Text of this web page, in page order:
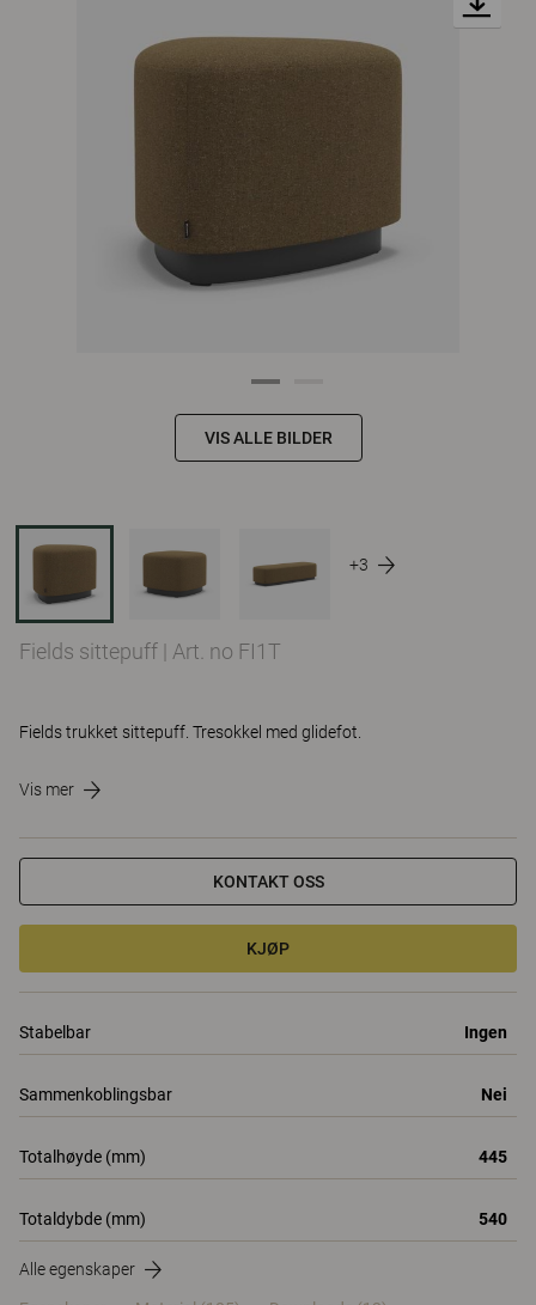
VIS ALLE BILDER
+3
Fields sittepuff | Art. no FI1T
Fields trukket sittepuff. Tresokkel med glidefot.
Vis mer
KONTAKT OSS
KJØP
Stabelbar Ingen
Sammenkoblingsbar Nei
Totalhøyde (mm) 445
Totaldybde (mm) 540
Alle egenskaper